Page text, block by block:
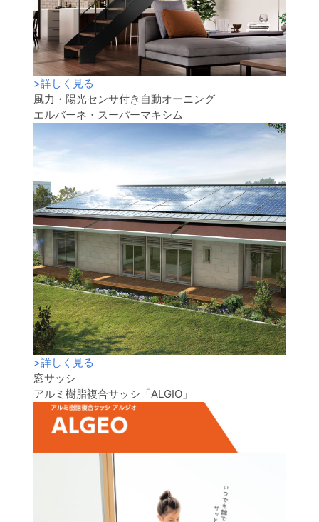
>詳しく見る
風力・陽光センサ付き自動オーニング
エルバーネ・スーパーマキシム
>詳しく見る
窓サッシ
アルミ樹脂複合サッシ「ALGIO」